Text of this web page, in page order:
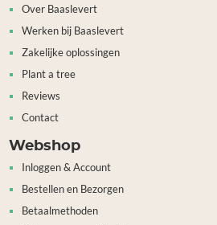
Over Baaslevert
Werken bij Baaslevert
Zakelijke oplossingen
Plant a tree
Reviews
Contact
Webshop
Inloggen & Account
Bestellen en Bezorgen
Betaalmethoden